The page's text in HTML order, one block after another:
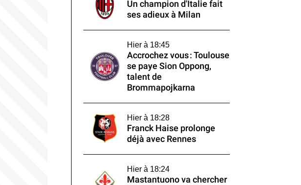
Un champion d'Italie fait
ses adieux à Milan
Hier à 18:45
Accrochez vous : Toulouse
se paye Sion Oppong,
talent de
Brommapojkarna
Hier à 18:28
Franck Haise prolonge
déjà avec Rennes
Hier à 18:24
Mastantuono va chercher